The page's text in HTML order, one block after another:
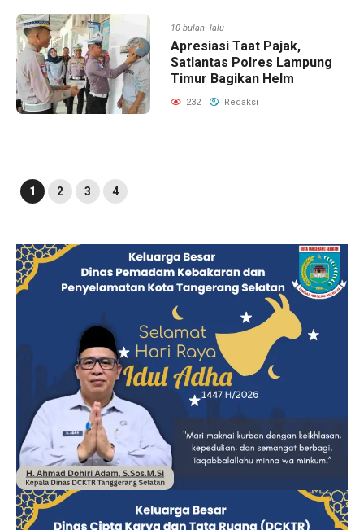
10 bulan lalu
Apresiasi Taat Pajak,
Satlantas Polres Lampung
Timur Bagikan Helm
232 Redaksi
1 2 3 4